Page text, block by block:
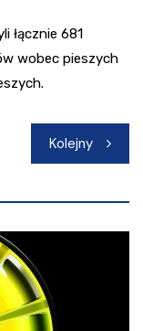
łącznie 681
wobec pieszych
Kolejny